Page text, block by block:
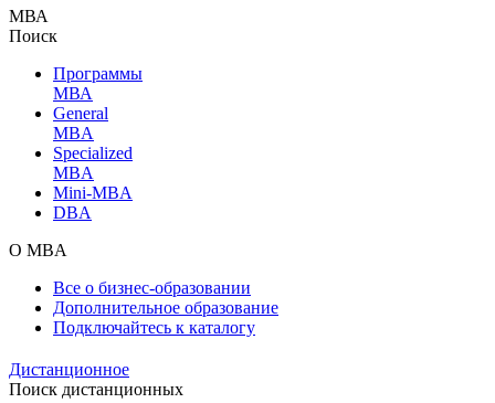
МВА
Поиск
Программы
МВА
General
MBA
Specialized
MBA
Mini-MBA
DBA
О MBA
Все о бизнес-образовании
Дополнительное образование
Подключайтесь к каталогу
Дистанционное
Поиск дистанционных